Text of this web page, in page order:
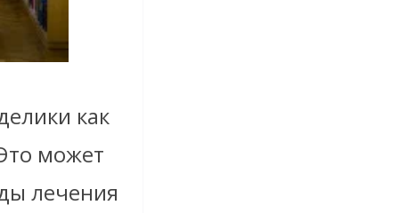
как
может
лечения